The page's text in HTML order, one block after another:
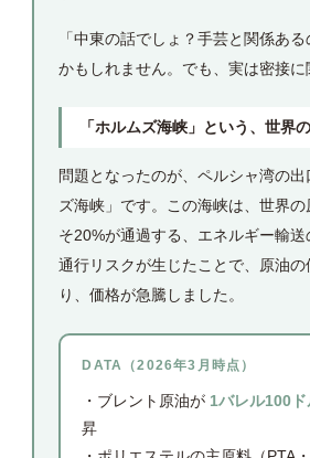
「中東の話でしょ？手芸と関係あ
かもしれません。でも、実は密接に
「ホルムズ海峡」という、世界
問題となったのが、ペルシャ湾の
ズ海峡」です。この海峡は、世界の
そ20%が通過する、エネルギー輸
通行リスクが生じたことで、原油の
り、価格が急騰しました。
DATA（2026年3月時点）
・ブレント原油が 1バレル100ド
昇